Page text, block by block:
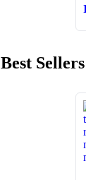
Best Sellers